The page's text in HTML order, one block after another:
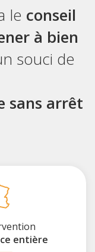
le conseil
à bien
souci de
sans arrêt
entière